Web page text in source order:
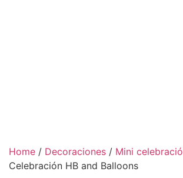
Home / Decoraciones / Mini
Celebración HB and Balloons